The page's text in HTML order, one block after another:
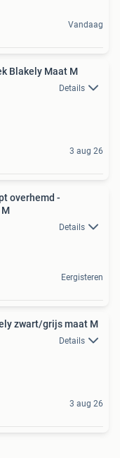
Vandaag
Blakely Maat M
Details
3 aug 26
overhemd -
Details
Eergisteren
zwart/grijs maat M
Details
3 aug 26